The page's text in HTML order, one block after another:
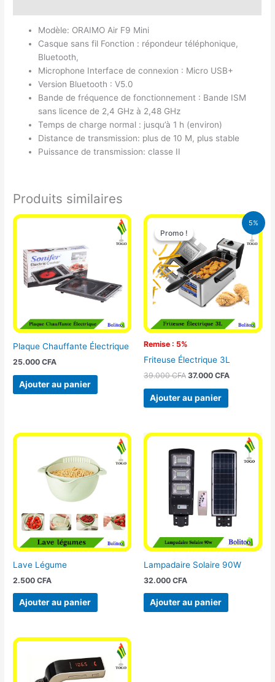
Modèle: ORAIMO Air F9 Mini
Casque sans fil Fonction : répondeur téléphonique,
Bluetooth,
Microphone Interface de connexion : Micro USB+
Version Bluetooth : V5.0
Bande de fréquence de fonctionnement : Bande ISM
sans licence de 2,4 GHz à 2,48 GHz
Temps de charge normal : jusqu’à 1 h (environ)
Distance de transmission: plus de 10 M, plus stable
Puissance de transmission: classe II
Produits similaires
Plaque Chauffante Électrique
25.000CFA
Ajouter au panier
5%
Promo !
Remise : 5%
Promo !
Friteuse Électrique 3L
39.000CFA
Le
initial
était :
39.000 CFA.
37.000 CFA
Le
prix
actuel
est :
37.000 CFA.
Ajouter au panier
Lave Légume
2.500CFA
Ajouter au panier
Lampadaire Solaire 90W
32.000 CFA
Ajouter au panier